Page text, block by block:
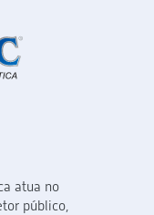
atua no
público,